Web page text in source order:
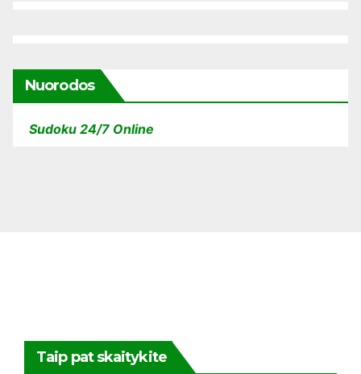
Nuorodos
Sudoku 24/7 Online
Taip pat skaitykite